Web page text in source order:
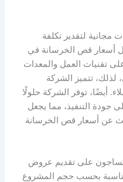
لتقدير تكلفة
أسعار قص الخرسانة في
تقنيات العمل والمعدات
لذلك، تتميز الشركة
أيضًا، توفر الشركة حلولًا
جودة التنفيذ، مما يجعل
عن أسعار قص الخرسانة
على تقديم عروض
بحسب حجم المشروع